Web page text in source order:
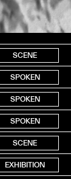
SCENE
SPOKEN
SPOKEN
SPOKEN
SCENE
EXHIBITION